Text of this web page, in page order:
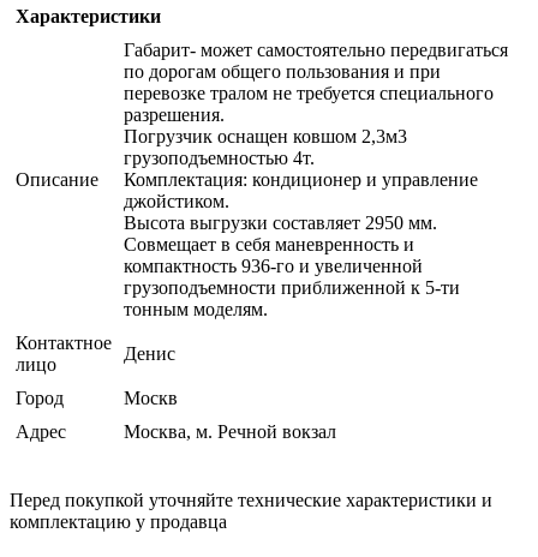
Характеристики
Описание
Габарит- может самостоятельно передвигаться
по дорогам общего пользования и при
перевозке тралом не требуется специального
разрешения.
Погрузчик оснащен ковшом 2,3м3
грузоподъемностью 4т.
Комплектация: кондиционер и управление
джойстиком.
Высота выгрузки составляет 2950 мм.
Совмещает в себя маневренность и
компактность 936-го и увеличенной
грузоподъемности приближенной к 5-ти
тонным моделям.
Контактное
лицо
Денис
Город
Москв
Адрес
Москва, м. Речной вокзал
Перед покупкой уточняйте технические характеристики и
комплектацию у продавца